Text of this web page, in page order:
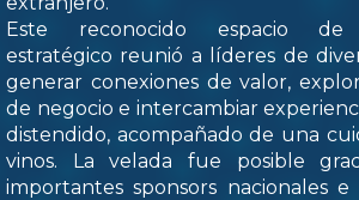
Este reconocido espacio de
estratégico reunió a líderes de
generar conexiones de valor,
de negocio e intercambiar
distendido, acompañado de una
vinos. La velada fue posible
importantes sponsors nacionales e